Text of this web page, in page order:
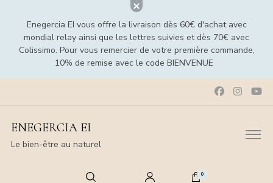
Enegercia EI vous offre la livraison dès 60€ d'achat avec
mondial relay ainsi que les lettres suivies et dès 70€ avec
Colissimo. Pour vous remercier de votre première commande,
10% de remise avec le code BIENVENUE
ENEGERCIA EI
Le bien-être au naturel
0